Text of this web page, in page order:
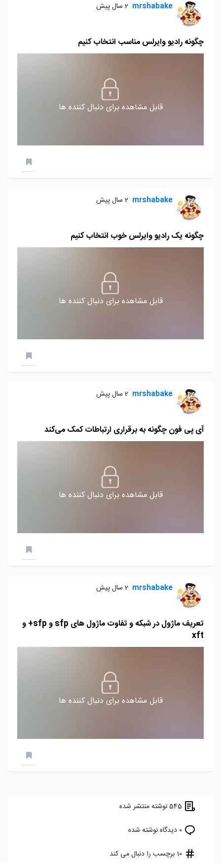
mrshabake 2 سال پیش
چگونه رادیو وایرلس مناسب انتخاب کنیم
قابل مشاهده برای دنبال کننده ها
mrshabake 2 سال پیش
چگونه یک رادیو وایرلس خوب انتخاب کنیم
قابل مشاهده برای دنبال کننده ها
mrshabake 2 سال پیش
آی پی فون چگونه به برقراری ارتباطات کمک می‌کند
قابل مشاهده برای دنبال کننده ها
mrshabake 2 سال پیش
تعریف ماژول در شبکه و تفاوت ماژول های sfp و sfp+ و
xft
قابل مشاهده برای دنبال کننده ها